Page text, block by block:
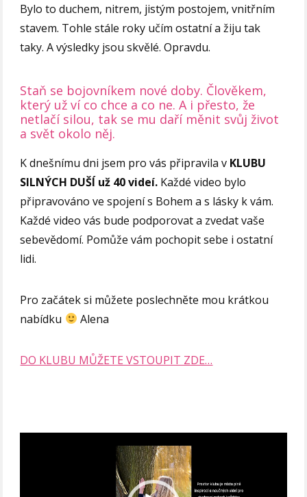
Bylo to duchem, nitrem, jistým postojem, vnitřním
stavem. Tohle stále roky učím ostatní a žiju tak
taky. A výsledky jsou skvělé. Opravdu.
Staň se bojovníkem nové doby. Člověkem,
který už ví co chce a co ne. A i přesto, že
netlačí silou, tak se mu daří měnit svůj život
a svět okolo něj.
K dnešnímu dni jsem pro vás připravila v KLUBU
SILNÝCH DUŠÍ už 40 videí. Každé video bylo
připravováno ve spojení s Bohem a s lásky k vám.
Každé video vás bude podporovat a zvedat vaše
sebevědomí. Pomůže vám pochopit sebe i ostatní
lidi.
Pro začátek si můžete poslechněte mou krátkou
nabídku
Alena
DO KLUBU MŮŽETE VSTOUPIT ZDE…